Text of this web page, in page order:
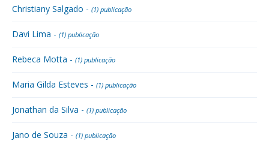
Christiany Salgado - (1) publicação
Davi Lima - (1) publicação
Rebeca Motta - (1) publicação
Maria Gilda Esteves - (1) publicação
Jonathan da Silva - (1) publicação
Jano de Souza - (1) publicação